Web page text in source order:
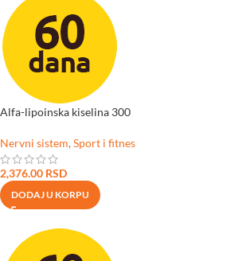
Alfa-lipoinska kiselina 300
Nervni sistem, Sport i fitnes
2,376.00 RSD
DODAJ U KORPU